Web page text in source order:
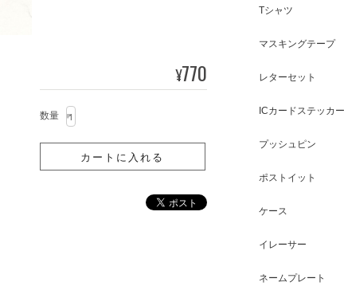
¥770
数量
Tシャツ
マスキングテープ
レターセット
ICカードステッカー
プッシュピン
ポストイット
ケース
イレーサー
ネームプレート